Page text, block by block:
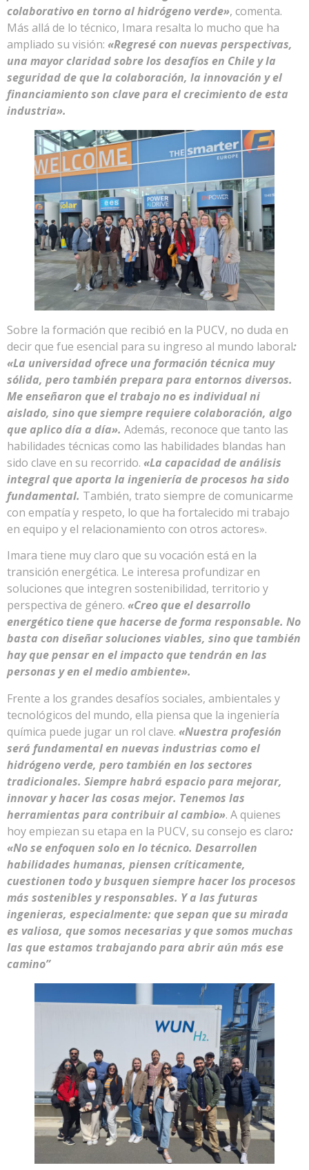
colaborativo en torno al hidrógeno verde», comenta.
Más allá de lo técnico, Imara resalta lo mucho que ha
ampliado su visión: «Regresé con nuevas perspectivas,
una mayor claridad sobre los desafíos en Chile y la
seguridad de que la colaboración, la innovación y el
financiamiento son clave para el crecimiento de esta
industria».
Sobre la formación que recibió en la PUCV, no duda en
decir que fue esencial para su ingreso al mundo laboral:
«La universidad ofrece una formación técnica muy
sólida, pero también prepara para entornos diversos.
Me enseñaron que el trabajo no es individual ni
aislado, sino que siempre requiere colaboración, algo
que aplico día a día». Además, reconoce que tanto las
habilidades técnicas como las habilidades blandas han
sido clave en su recorrido. «La capacidad de análisis
integral que aporta la ingeniería de procesos ha sido
fundamental. También, trato siempre de comunicarme
con empatía y respeto, lo que ha fortalecido mi trabajo
en equipo y el relacionamiento con otros actores».
Imara tiene muy claro que su vocación está en la
transición energética. Le interesa profundizar en
soluciones que integren sostenibilidad, territorio y
perspectiva de género. «Creo que el desarrollo
energético tiene que hacerse de forma responsable. No
basta con diseñar soluciones viables, sino que también
hay que pensar en el impacto que tendrán en las
personas y en el medio ambiente».
Frente a los grandes desafíos sociales, ambientales y
tecnológicos del mundo, ella piensa que la ingeniería
química puede jugar un rol clave. «Nuestra profesión
será fundamental en nuevas industrias como el
hidrógeno verde, pero también en los sectores
tradicionales. Siempre habrá espacio para mejorar,
innovar y hacer las cosas mejor. Tenemos las
herramientas para contribuir al cambio». A quienes
hoy empiezan su etapa en la PUCV, su consejo es claro:
«No se enfoquen solo en lo técnico. Desarrollen
habilidades humanas, piensen críticamente,
cuestionen todo y busquen siempre hacer los procesos
más sostenibles y responsables. Y a las futuras
ingenieras, especialmente: que sepan que su mirada
es valiosa, que somos necesarias y que somos muchas
las que estamos trabajando para abrir aún más ese
camino”